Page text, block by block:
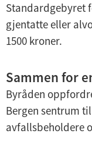
Standardgebyret
gjentatte eller
1500 kroner.
Sammen for
Byråden
Bergen sentrum
avfallsbeholdere